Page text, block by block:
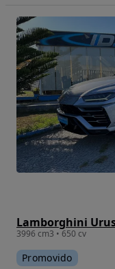
Lamborghini
3996 cm3 • 650 cv
Promovido